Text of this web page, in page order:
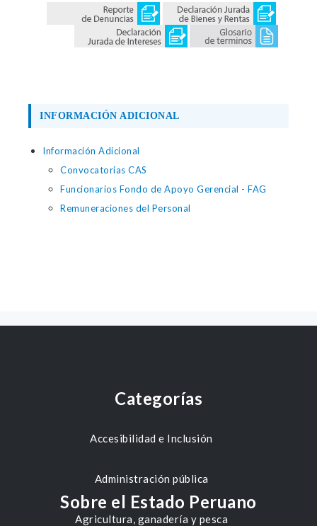
INFORMACIÓN ADICIONAL
Información Adicional
Convocatorias CAS
Funcionarios Fondo de Apoyo Gerencial - FAG
Remuneraciones del Personal
Categorías
Accesibilidad e Inclusión
Administración pública
Agricultura, ganadería y pesca
Sobre el Estado Peruano